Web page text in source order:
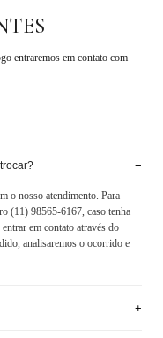
entraremos em contato com
−
o nosso atendimento. Para
(11) 98565-6167, caso tenha
em contato através do
analisaremos o ocorrido e
+